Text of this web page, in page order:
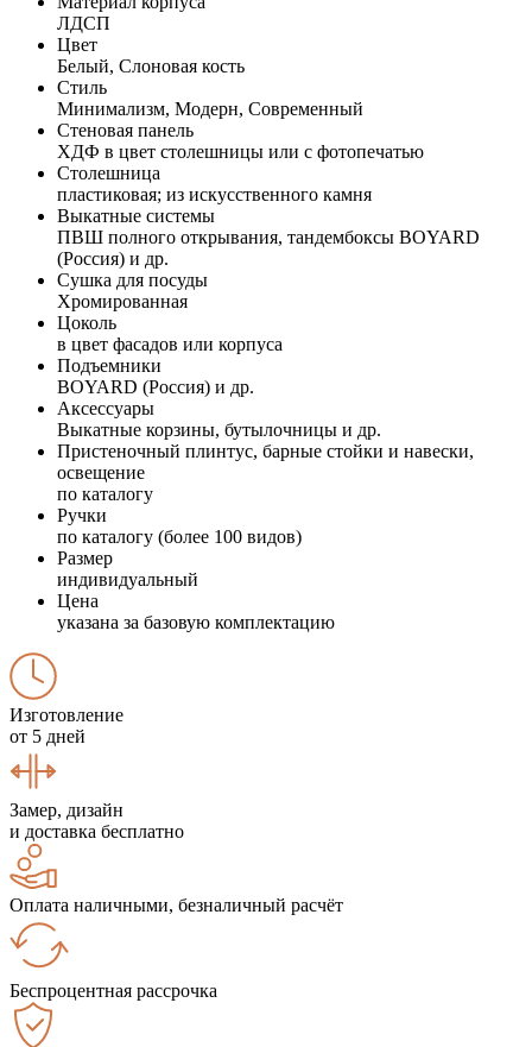
ЛДСП
Цвет
Белый, Слоновая кость
Стиль
Минимализм, Модерн, Современный
Стеновая панель
ХДФ в цвет столешницы или с фотопечатью
Столешница
пластиковая; из искусственного камня
Выкатные системы
ПВШ полного открывания, тандембоксы BOYARD
(Россия) и др.
Сушка для посуды
Хромированная
Цоколь
в цвет фасадов или корпуса
Подъемники
BOYARD (Россия) и др.
Аксессуары
Выкатные корзины, бутылочницы и др.
Пристеночный плинтус, барные стойки и навески,
освещение
по каталогу
Ручки
по каталогу (более 100 видов)
Размер
индивидуальный
Цена
указана за базовую комплектацию
Изготовление
от 5 дней
Замер, дизайн
и доставка бесплатно
Оплата наличными, безналичный расчёт
Беспроцентная рассрочка